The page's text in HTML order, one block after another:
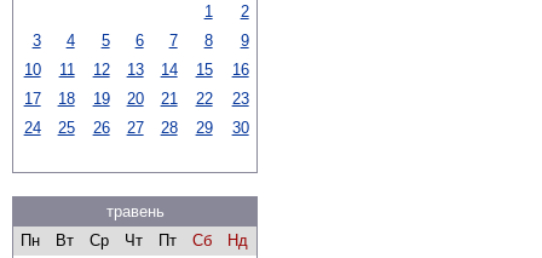
1
2
3
4 5 6 7 8
9
10
11 12 13 14 15
16
17
18 19 20 21 22
23
24
25 26 27 28 29 30
травень
Пн
Вт Ср Чт Пт Сб
Нд